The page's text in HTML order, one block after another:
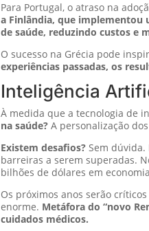
Para Portugal, o atraso na
a Finlândia, que implementou
de saúde, reduzindo custos e
O sucesso na Grécia pode
experiências passadas, os
Inteligência
À medida que a tecnologia de
na saúde? A personalização
Existem desafios? Sem
barreiras a serem superadas.
bilhões de dólares em
Os próximos anos serão
enorme. Metáfora do “novo
cuidados médicos.